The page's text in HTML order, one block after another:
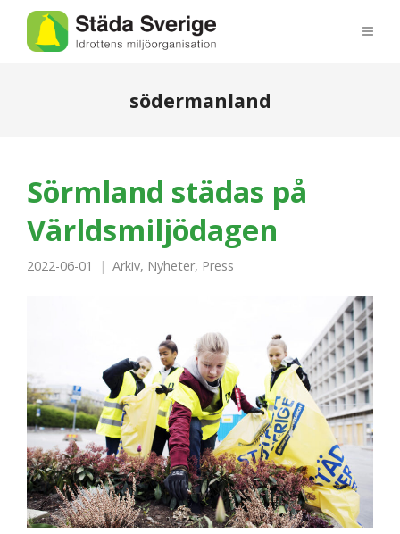
södermanland
Sörmland städas på
Världsmiljödagen
2022-06-01 Arkiv, Nyheter, Press